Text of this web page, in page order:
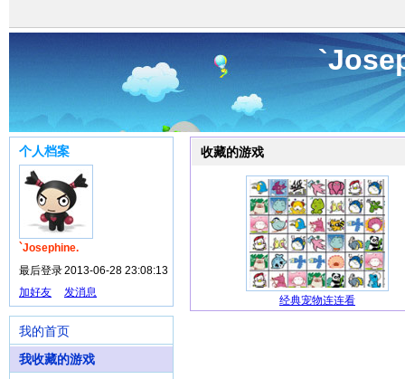
个人档案
`Josephine.
最后登录2013-06-28 23:08:13
加好友
发消息
我的首页
我收藏的游戏
收藏的游戏
经典宠物连连看